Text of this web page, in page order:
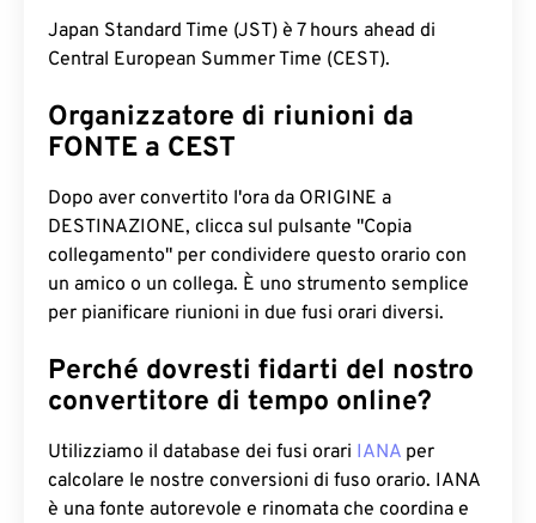
Japan Standard Time (JST) è 7 hours ahead di
Central European Summer Time (CEST).
Organizzatore di riunioni da
FONTE a CEST
Dopo aver convertito l'ora da ORIGINE a
DESTINAZIONE, clicca sul pulsante "Copia
collegamento" per condividere questo orario con
un amico o un collega. È uno strumento semplice
per pianificare riunioni in due fusi orari diversi.
Perché dovresti fidarti del nostro
convertitore di tempo online?
Utilizziamo il database dei fusi orari IANA per
calcolare le nostre conversioni di fuso orario. IANA
è una fonte autorevole e rinomata che coordina e